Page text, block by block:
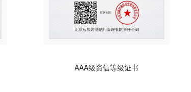
AAA级资信等级证书